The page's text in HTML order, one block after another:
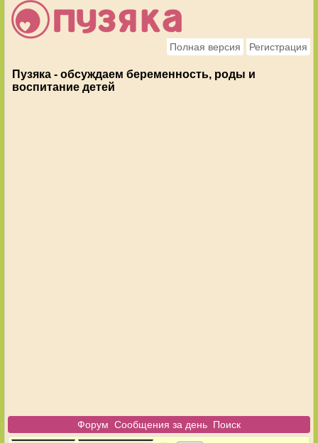
Полная версия Регистрация
Пузяка - обсуждаем беременность, роды и
воспитание детей
Форум Сообщения за день Поиск